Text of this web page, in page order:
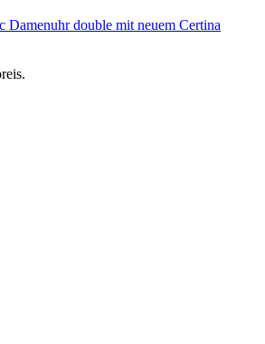
Damenuhr double mit neuem Certina
.